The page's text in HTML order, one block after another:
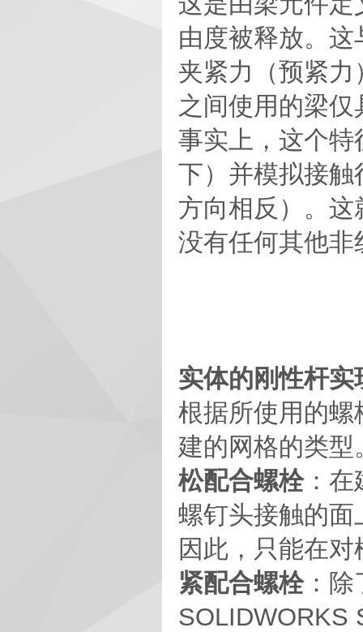
由度被释放。
夹紧力（预紧
之间使用的梁
事实上，这个
下）并模拟接
方向相反）。
没有任何其他
实体的刚性杆实
根据所使用的
建的网格的类
松配合螺栓：在
螺钉头接触的
因此，只能在
紧配合螺栓：除
SOLIDWORKS